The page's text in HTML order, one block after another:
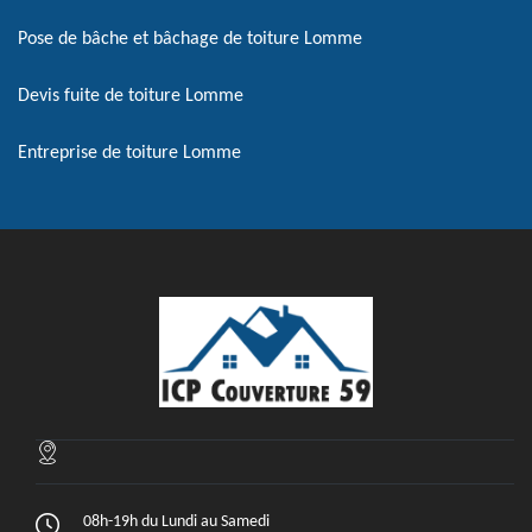
Pose de bâche et bâchage de toiture Lomme
Devis fuite de toiture Lomme
Entreprise de toiture Lomme
08h-19h du Lundi au Samedi